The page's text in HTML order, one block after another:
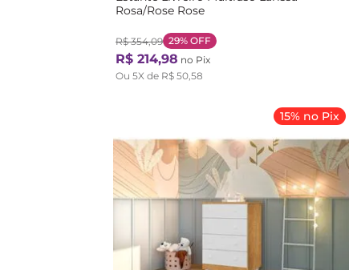
Rosa/Rose Rose
R$ 354,09 29% OFF
R$ 214,98 no Pix
Ou 5X de R$ 50,58
15% no Pix